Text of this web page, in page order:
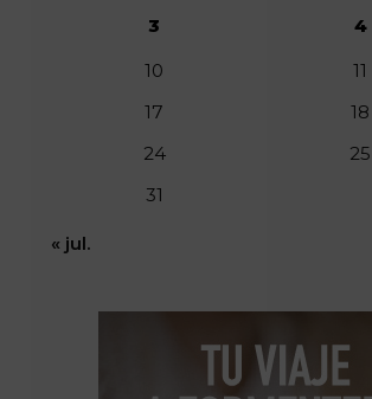
3
4
10
11
17
18
24
25
31
« jul.